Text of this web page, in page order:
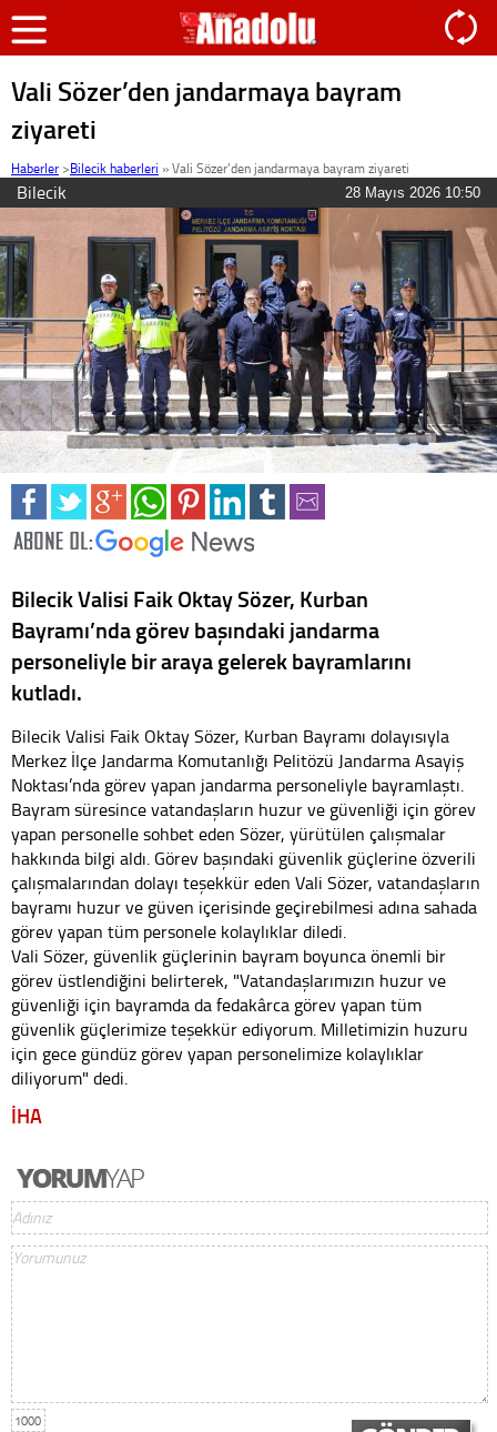
Vali Sözer’den jandarmaya bayram
ziyareti
Haberler >Bilecik haberleri »Vali Sözer’den jandarmaya bayram ziyareti
Bilecik 28 Mayıs 2026 10:50
Bilecik Valisi Faik Oktay Sözer, Kurban
Bayramı’nda görev başındaki jandarma
personeliyle bir araya gelerek bayramlarını
kutladı.
Bilecik Valisi Faik Oktay Sözer, Kurban Bayramı dolayısıyla
Merkez İlçe Jandarma Komutanlığı Pelitözü Jandarma Asayiş
Noktası’nda görev yapan jandarma personeliyle bayramlaştı.
Bayram süresince vatandaşların huzur ve güvenliği için görev
yapan personelle sohbet eden Sözer, yürütülen çalışmalar
hakkında bilgi aldı. Görev başındaki güvenlik güçlerine özverili
çalışmalarından dolayı teşekkür eden Vali Sözer, vatandaşların
bayramı huzur ve güven içerisinde geçirebilmesi adına sahada
görev yapan tüm personele kolaylıklar diledi.
Vali Sözer, güvenlik güçlerinin bayram boyunca önemli bir
görev üstlendiğini belirterek, "Vatandaşlarımızın huzur ve
güvenliği için bayramda da fedakârca görev yapan tüm
güvenlik güçlerimize teşekkür ediyorum. Milletimizin huzuru
için gece gündüz görev yapan personelimize kolaylıklar
diliyorum" dedi.
İHA
1000